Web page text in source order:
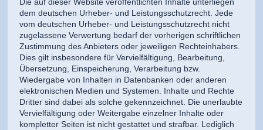
Die auf dieser Website veröffentlichten Inhalte unterliegen
dem deutschen Urheber- und Leistungsschutzrecht. Jede
vom deutschen Urheber- und Leistungsschutzrecht nicht
zugelassene Verwertung bedarf der vorherigen schriftlichen
Zustimmung des Anbieters oder jeweiligen Rechteinhabers.
Dies gilt insbesondere für Vervielfältigung, Bearbeitung,
Übersetzung, Einspeicherung, Verarbeitung bzw.
Wiedergabe von Inhalten in Datenbanken oder anderen
elektronischen Medien und Systemen. Inhalte und Rechte
Dritter sind dabei als solche gekennzeichnet. Die unerlaubte
Vervielfältigung oder Weitergabe einzelner Inhalte oder
kompletter Seiten ist nicht gestattet und strafbar. Lediglich